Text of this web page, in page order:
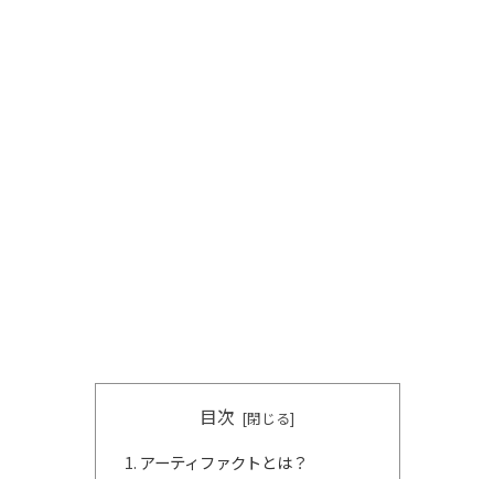
目次
アーティファクトとは？